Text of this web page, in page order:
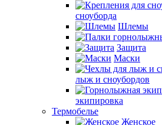
сноуборда
Шлемы
Защита
Маски
лыж и сноубордов
экипировка
Термобелье
Женское